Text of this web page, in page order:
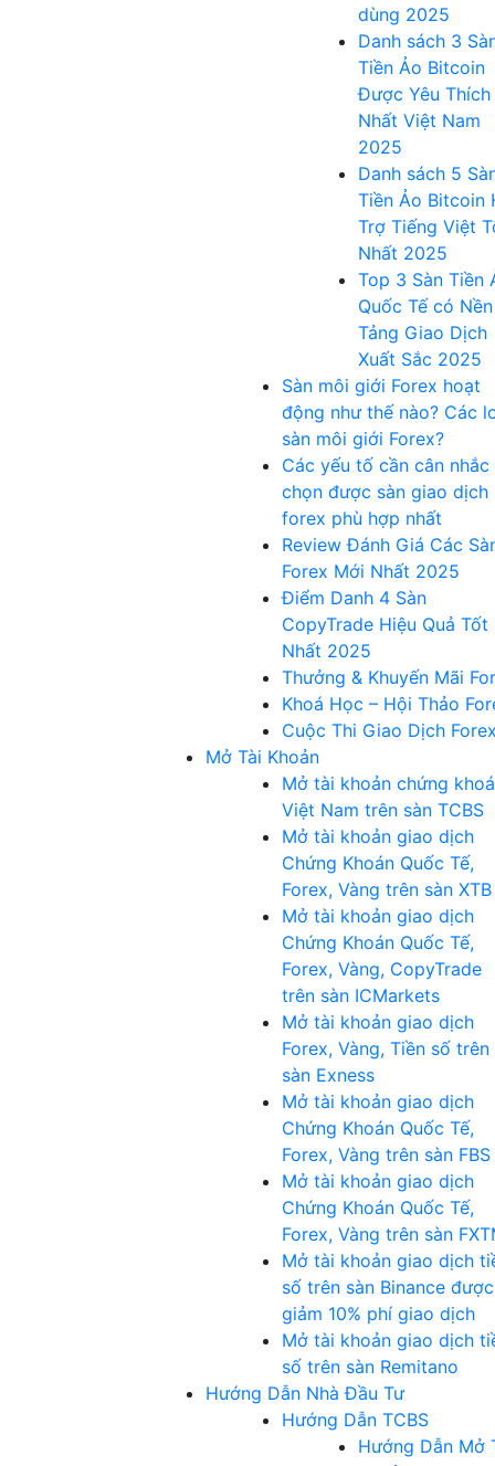
dùng 2025
Danh sách 3
Tiền Ảo Bitcoin
Được Yêu Thích
Nhất Việt Nam
2025
Danh sách 5
Tiền Ảo Bitcoin
Trợ Tiếng Việt
Nhất 2025
Top 3 Sàn Tiền
Quốc Tế có Nền
Tảng Giao Dịch
Xuất Sắc 2025
Sàn môi giới Forex hoạt
động như thế nào? Các
sàn môi giới Forex?
Các yếu tố cần cân nhắc
chọn được sàn giao dịch
forex phù hợp nhất
Review Đánh Giá Các
Forex Mới Nhất 2025
Điểm Danh 4 Sàn
CopyTrade Hiệu Quả Tốt
Nhất 2025
Thưởng & Khuyến Mãi
Khoá Học – Hội Thảo
Cuộc Thi Giao Dịch Forex
Mở Tài Khoản
Mở tài khoản chứng
Việt Nam trên sàn TCBS
Mở tài khoản giao dịch
Chứng Khoán Quốc Tế,
Forex, Vàng trên sàn XTB
Mở tài khoản giao dịch
Chứng Khoán Quốc Tế,
Forex, Vàng, CopyTrade
trên sàn ICMarkets
Mở tài khoản giao dịch
Forex, Vàng, Tiền số trên
sàn Exness
Mở tài khoản giao dịch
Chứng Khoán Quốc Tế,
Forex, Vàng trên sàn FBS
Mở tài khoản giao dịch
Chứng Khoán Quốc Tế,
Forex, Vàng trên sàn
Mở tài khoản giao dịch
số trên sàn Binance được
giảm 10% phí giao dịch
Mở tài khoản giao dịch
số trên sàn Remitano
Hướng Dẫn Nhà Đầu Tư
Hướng Dẫn TCBS
Hướng Dẫn Mở